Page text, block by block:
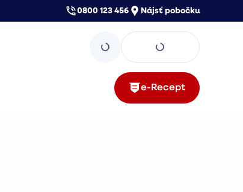
0800 123 456 Nájsť pobočku
e-Recept